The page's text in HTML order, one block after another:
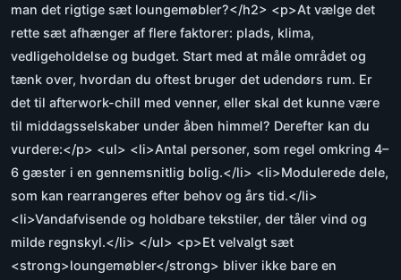
man det rigtige sæt loungemøbler?</h2> <p>At vælge det
rette sæt afhænger af flere faktorer: plads, klima,
vedligeholdelse og budget. Start med at måle området og
tænk over, hvordan du oftest bruger det udendørs rum. Er
det til afterwork-chill med venner, eller skal det kunne være
til middagsselskaber under åben himmel? Derefter kan du
vurdere:</p> <ul> <li>Antal personer, som regel omkring 4–
6 gæster i en gennemsnitlig bolig.</li> <li>Modulerede dele,
som kan rearrangeres efter behov og års tid.</li>
<li>Vandafvisende og holdbare tekstiler, der tåler vind og
milde regnskyl.</li> </ul> <p>Et velvalgt sæt
<strong>loungemøbler</strong> bliver ikke bare en